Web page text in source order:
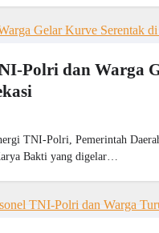
Polri dan Warga
TNI-Polri, Pemerintah
Bakti yang digelar…